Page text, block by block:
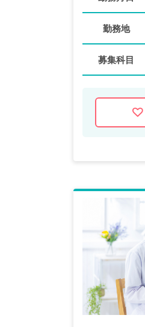
勤務地
募集科目